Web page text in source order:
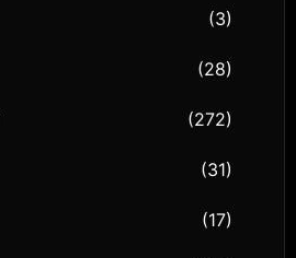
(3)
(28)
(272)
(31)
(17)